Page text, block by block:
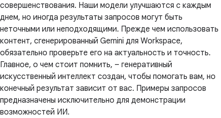
совершенствования. Наши модели улучшаются с каждым
днем, но иногда результаты запросов могут быть
неточными или неподходящими. Прежде чем использовать
контент, сгенерированный Gemini для Workspace,
обязательно проверьте его на актуальность и точность.
Главное, о чем стоит помнить, – генеративный
искусственный интеллект создан, чтобы помогать вам, но
конечный результат зависит от вас. Примеры запросов
предназначены исключительно для демонстрации
возможностей ИИ.